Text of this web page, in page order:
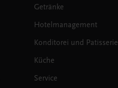
Getränke
Hotelmanagement
Konditorei und Patisserie
Küche
Service